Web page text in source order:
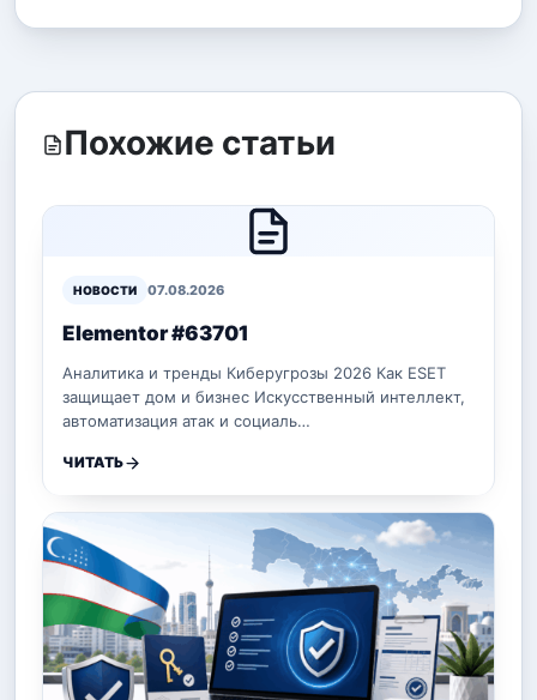
Похожие статьи
НОВОСТИ 07.08.2026
Elementor #63701
Аналитика и тренды Киберугрозы 2026 Как ESET
защищает дом и бизнес Искусственный интеллект,
автоматизация атак и социаль…
ЧИТАТЬ